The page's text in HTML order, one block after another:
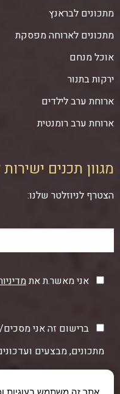
מתכונים לבראנץ
מתכונים לארוחה מפסקת
אוכל מנחם
ירקות בתנור
ארוחת ערב לילדים
ארוחת ערב רומנטית
מגוון תכנים
הצטרף לניוזלטר שלנו:
אני מאשר.ת את
ברישום זה אני
מתכונים, מבצעים
אתר זה משתמש בעוגיות